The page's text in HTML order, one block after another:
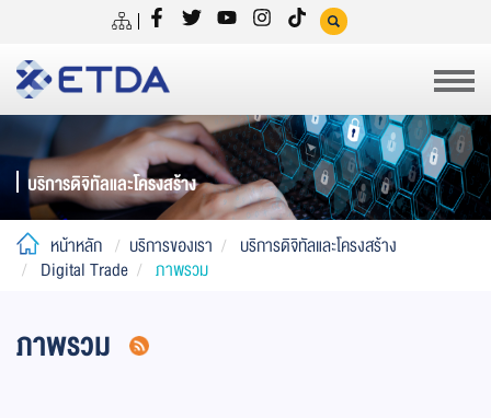
บริการดิจิทัลและโครงสร้าง
หน้าหลัก บริการของเรา
บริการดิจิทัลและโครงสร้าง
Digital Trade
ภาพรวม
ภาพรวม